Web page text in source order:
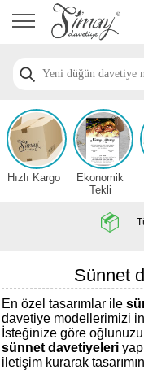
Anasayfa
Davetiye
Nişan
Davetiye
Modelleri
Davetiye
Örnekleri
Zarfsız,
Hesaplı
Davetiye
Hızlı Kargo
Ekonomik
Tekli
Sünnet
En özel tasarımlar ile
davetiye modellerimizi
İsteğinize göre
sünnet davetiyeleri
iletişim kurarak